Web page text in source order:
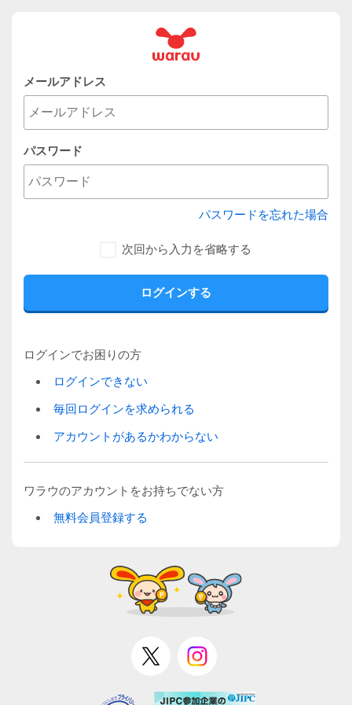
メールアドレス
パスワード
パスワードを忘れた場合
次回から入力を省略する
ログインでお困りの方
ログインできない
毎回ログインを求められる
アカウントがあるかわからない
ワラウのアカウントをお持ちでない方
無料会員登録する